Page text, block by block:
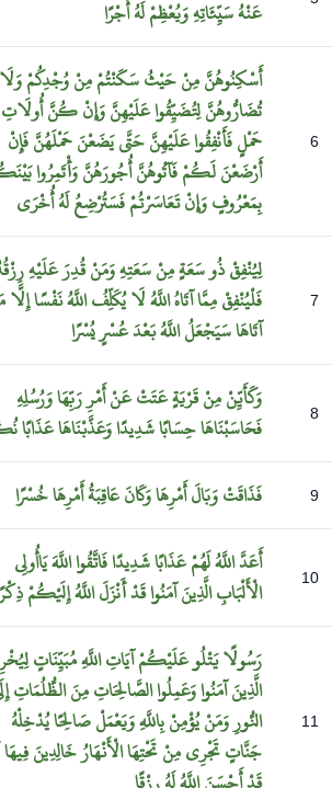
عَنْهُسَيِّئَاتِهِوَيُعْظِمْلَهُأَجْرًا
6
أَسْكِنُوهُنَّمِنْحَيْثُسَكَنْتُمْمِنْوُجْدِكُمْوَلَا
تُضَارُّوهُنَّلِتُضَيِّقُواعَلَيْهِنَّوَإِنْكُنَّأُولَاتِ
حَمْلٍفَأَنْفِقُواعَلَيْهِنَّحَتَّىيَضَعْنَحَمْلَهُنَّفَإِنْ
أَرْضَعْنَلَكُمْفَآتُوهُنَّأُجُورَهُنَّوَأْتَمِرُوا
بِمَعْرُوفٍوَإِنْتَعَاسَرْتُمْفَسَتُرْضِعُلَهُأُخْرَى
7
لِيُنْفِقْذُوسَعَةٍمِنْسَعَتِهِوَمَنْقُدِرَعَلَيْهِ
فَلْيُنْفِقْمِمَّاآتَاهُاللَّهُلَايُكَلِّفُاللَّهُنَفْسًاإِلَّا
آتَاهَاسَيَجْعَلُاللَّهُبَعْدَعُسْرٍيُسْرًا
8 وَكَأَيِّنْمِنْقَرْيَةٍعَتَتْعَنْأَمْرِرَبِّهَاوَرُسُلِهِ
فَحَاسَبْنَاهَاحِسَابًاشَدِيدًاوَعَذَّبْنَاهَاعَذَابًا
9 فَذَاقَتْوَبَالَأَمْرِهَاوَكَانَعَاقِبَةُأَمْرِهَاخُسْرًا
10 أَعَدَّاللَّهُلَهُمْعَذَابًاشَدِيدًافَاتَّقُوااللَّهَيَاأُولِي
الْأَلْبَابِالَّذِينَآمَنُواقَدْأَنْزَلَاللَّهُإِلَيْكُمْ
11
رَسُولًايَتْلُوعَلَيْكُمْآيَاتِاللَّهِمُبَيِّنَاتٍ
الَّذِينَآمَنُواوَعَمِلُواالصَّالِحَاتِمِنَالظُّلُمَاتِ
النُّورِوَمَنْيُؤْمِنْبِاللَّهِوَيَعْمَلْصَالِحًايُدْخِلْهُ
جَنَّاتٍتَجْرِيمِنْتَحْتِهَاالْأَنْهَارُخَالِدِينَفِيهَا